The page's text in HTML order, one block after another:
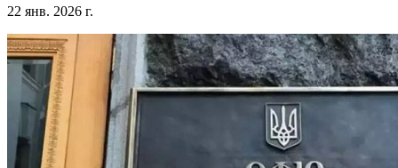
22 янв. 2026 г.